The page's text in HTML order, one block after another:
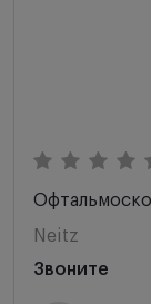
Neitz
Звоните